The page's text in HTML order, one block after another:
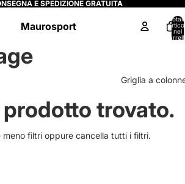
E SPEDIZIONE GRATUITA
Maurosport
nel
Griglia a
prodotto trovato.
meno filtri oppure cancella tutti i filtri.